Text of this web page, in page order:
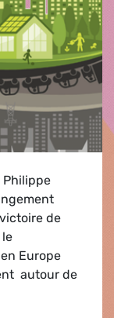
Philippe
de
le
Europe
autour de